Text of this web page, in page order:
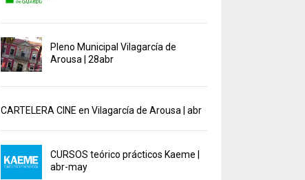
Pleno Municipal Vilagarcía de
Arousa | 28abr
CARTELERA CINE en Vilagarcía de Arousa | abr
CURSOS teórico prácticos Kaeme |
abr-may